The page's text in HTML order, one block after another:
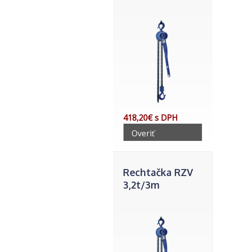
418,20€ s DPH
Overiť
telefonicky
Rechtačka RZV
3,2t/3m